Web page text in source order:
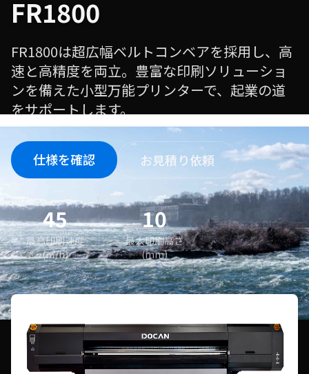
FR1800
FR1800は超広幅ベルトコンベアを採用し、高
速と高精度を両立。豊富な印刷ソリューショ
ンを備えた小型万能プリンターで、起業の道
をサポートします。
仕様を確認 お見積り依頼
45
最高印刷速度
(㎡/h)
10
最大印刷高さ
(mm)